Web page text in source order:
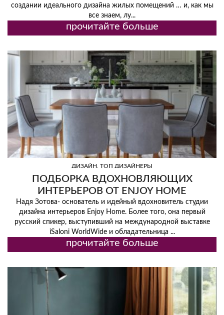
создании идеального дизайна жилых помещений … и, как мы
все знаем, лу...
прочитайте больше
ДИЗАЙН ТОП ДИЗАЙНЕРЫ
ПОДБОРКА ВДОХНОВЛЯЮЩИХ
ИНТЕРЬЕРОВ ОТ ENJOY HOME
Надя Зотова- основатель и идейный вдохновитель студии
дизайна интерьеров Enjoy Home. Более того, она первый
русский спикер, выступивший на международной выставке
iSaloni WorldWide и обладательница ...
прочитайте больше